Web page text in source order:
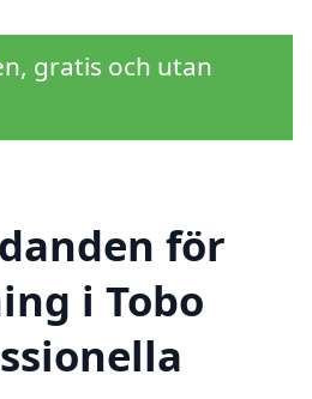
gratis och utan
för
i Tobo